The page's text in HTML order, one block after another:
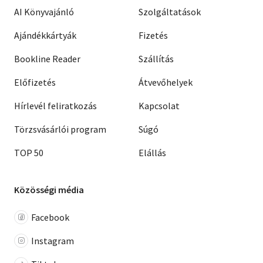
AI Könyvajánló
Ajándékkártyák
Bookline Reader
Előfizetés
Hírlevél feliratkozás
Törzsvásárlói program
TOP 50
Szolgáltatások
Fizetés
Szállítás
Átvevőhelyek
Kapcsolat
Súgó
Elállás
Közösségi média
Facebook
Instagram